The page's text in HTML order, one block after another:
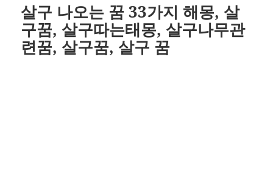
살구 나오는 꿈 33가지 해몽, 살
구꿈, 살구따는태몽, 살구나무관
련꿈, 살구꿈, 살구 꿈